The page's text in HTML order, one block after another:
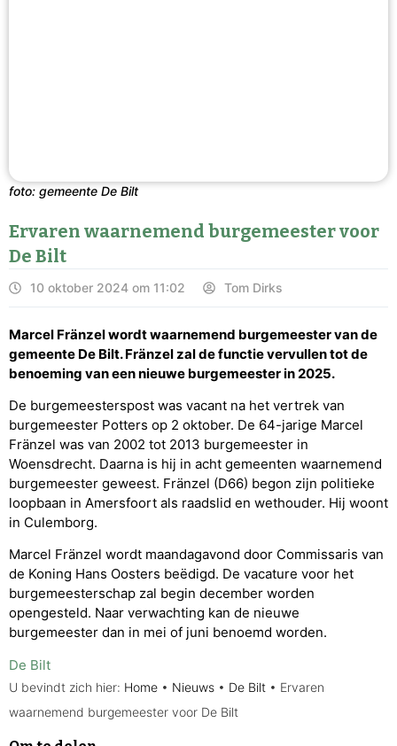
foto: gemeente De Bilt
Ervaren waarnemend burgemeester voor
De Bilt
10 oktober 2024 om 11:02 Tom Dirks
Marcel Fränzel wordt waarnemend burgemeester van de
gemeente De Bilt. Fränzel zal de functie vervullen tot de
benoeming van een nieuwe burgemeester in 2025.
De burgemeesterspost was vacant na het vertrek van
burgemeester Potters op 2 oktober. De 64-jarige Marcel
Fränzel was van 2002 tot 2013 burgemeester in
Woensdrecht. Daarna is hij in acht gemeenten waarnemend
burgemeester geweest. Fränzel (D66) begon zijn politieke
loopbaan in Amersfoort als raadslid en wethouder. Hij woont
in Culemborg.
Marcel Fränzel wordt maandagavond door Commissaris van
de Koning Hans Oosters beëdigd. De vacature voor het
burgemeesterschap zal begin december worden
opengesteld. Naar verwachting kan de nieuwe
burgemeester dan in mei of juni benoemd worden.
De Bilt
U bevindt zich hier: Home • Nieuws • De Bilt • Ervaren
waarnemend burgemeester voor De Bilt